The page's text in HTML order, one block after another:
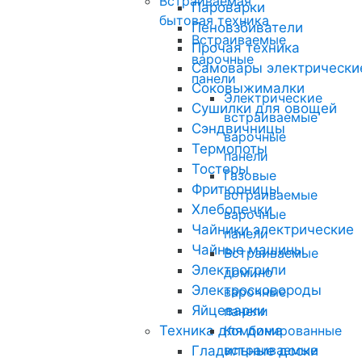
Пароварки
Пеновзбиватели
Прочая техника
Самовары
Соковыжималки
Сушилки для овощей
Сэндвичницы
Термопоты
Тостеры
Фритюрницы
Хлебопечки
Чайники электрические
Чайные машины
Электрогрили
Электросковороды
Яйцеварки
Техника для дома
Гладильные доски
бытовая техника
Встраиваемые
варочные
панели
Электрические
встраиваемые
варочные
панели
Газовые
встраиваемые
варочные
панели
Встраиваемые
домино
варочные
панели
Комбинированные
встраиваемые